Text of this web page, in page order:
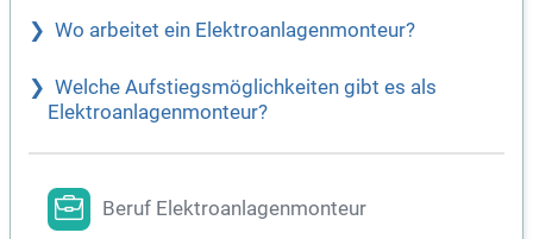
Wo arbeitet ein Elektroanlagenmonteur?
Welche Aufstiegsmöglichkeiten gibt es als
Elektroanlagenmonteur?
Beruf Elektroanlagenmonteur